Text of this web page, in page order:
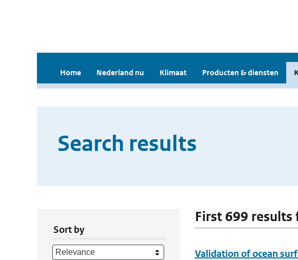
Home Nederland nu Klimaat Producten & diensten
Search results
Sort by
First 699 results
Validation of ocean